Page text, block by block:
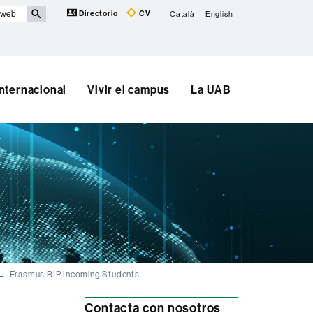
Directorio CV Català English
Vivir el campus La UAB
Erasmus BIP Incoming Students
Información
Contacta con nosotros